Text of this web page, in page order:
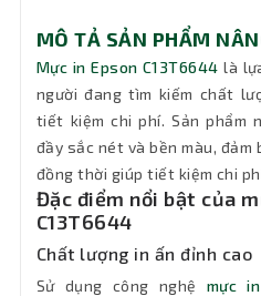
MÔ TẢ SẢN PHẨM
Mực in Epson C13T6644 là
người đang tìm kiếm chất
tiết kiệm chi phí. Sản phẩm
đầy sắc nét và bền màu, đảm
đồng thời giúp tiết kiệm chi
Đặc điểm nổi bật của
C13T6644
Chất lượng in ấn đỉnh cao
Sử dụng công nghệ mực